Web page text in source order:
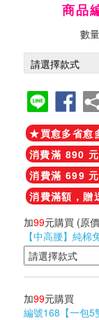
商品
數量
★買愈多省愈
消費滿 890
消費滿 699
消費滿額，贈
加99元購買 (原
【中高腰】純
加99元購買
編號168【一包5